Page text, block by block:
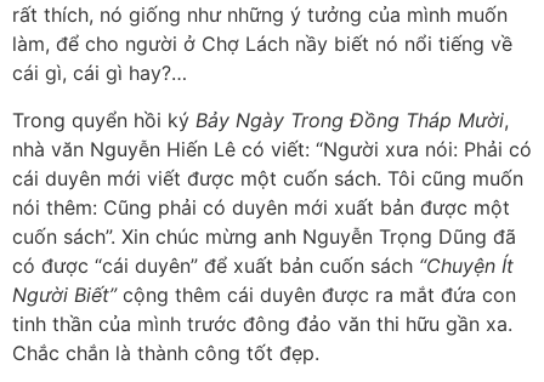
rất thích, nó giống như những ý tưởng của mình muốn
làm, để cho người ở Chợ Lách nầy biết nó nổi tiếng về
cái gì, cái gì hay?…
Trong quyển hồi ký Bảy Ngày Trong Đồng Tháp Mười,
nhà văn Nguyễn Hiến Lê có viết: “Người xưa nói: Phải có
cái duyên mới viết được một cuốn sách. Tôi cũng muốn
nói thêm: Cũng phải có duyên mới xuất bản được một
cuốn sách”. Xin chúc mừng anh Nguyễn Trọng Dũng đã
có được “cái duyên” để xuất bản cuốn sách “Chuyện Ít
Người Biết”cộng thêm cái duyên được ra mắt đứa con
tinh thần của mình trước đông đảo văn thi hữu gần xa.
Chắc chắn là thành công tốt đẹp.